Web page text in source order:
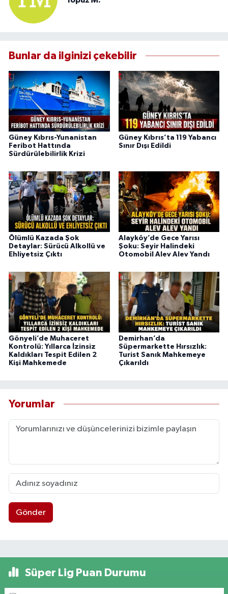
Bunlar da ilginizi çekebilir
Güney Kıbrıs-Yunanistan
Feribot Hattında
Sürdürülebilirlik Krizi
Güney Kıbrıs’ta 119 Yabancı
Sınır Dışı Edildi
Ölümlü Kazada Şok
Detaylar: Sürücü Alkollü ve
Ehliyetsiz Çıktı
Alayköy’de Gece Yarısı
Şoku: Seyir Halindeki
Otomobil Alev Alev Yandı
Gönyeli’de Muhaceret
Kontrolü: Yıllarca İzinsiz
Kaldıkları Tespit Edilen 2
Kişi Mahkemede
Demirhan’da
Süpermarkette Hırsızlık:
Turist Sanık Mahkemeye
Çıkarıldı
Yorumlar
Gönder
Süper Lig Puan Durumu